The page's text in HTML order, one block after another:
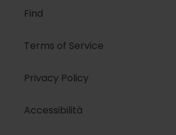
Find
Terms of Service
Privacy Policy
Accessibilità